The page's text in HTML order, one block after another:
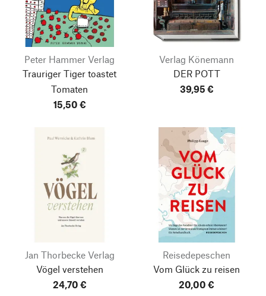
Peter Hammer Verlag
Trauriger Tiger toastet
Tomaten
15,50 €
Verlag Könemann
DER POTT
39,95 €
Jan Thorbecke Verlag
Vögel verstehen
24,70 €
Reisedepeschen
Vom Glück zu reisen
20,00 €